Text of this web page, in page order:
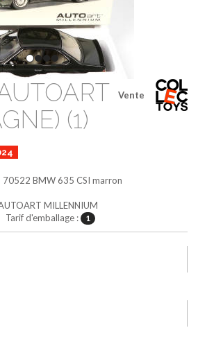
Vente
(1)
70522 BMW 635 CSI marron
MILLENNIUM
d'emballage : 1